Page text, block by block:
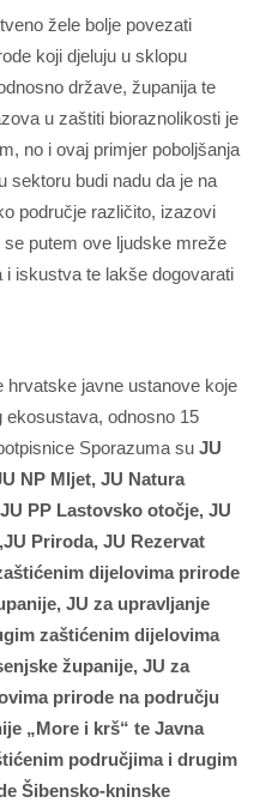
žele bolje povezati
koji djeluju u sklopu
države, županija te
u zaštiti bioraznolikosti je
no i ovaj primjer poboljšanja
sektoru budi nadu da je na
područje različito, izazovi
putem ove ljudske mreže
iskustva te lakše dogovarati
javne ustanove koje
ekosustava, odnosno 15
Sporazuma su JU
NP Mljet, JU Natura
PP Lastovsko otočje, JU
Priroda, JU Rezervat
dijelovima prirode
JU za upravljanje
zaštićenim dijelovima
županije, JU za
prirode na području
„More i krš“ te Javna
područjima i drugim
Šibensko-kninske